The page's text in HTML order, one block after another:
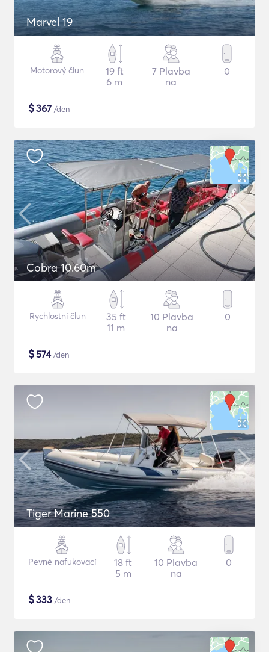
Marvel 19
Motorový člun
19 ft
6 m
7 Plavba
na
0
$367 /den
Cobra 10.60m
Rychlostní člun
35 ft
11 m
10 Plavba
na
0
$574/den
Tiger Marine 550
Pevné nafukovací
18 ft
5 m
10 Plavba
na
0
$333 /den